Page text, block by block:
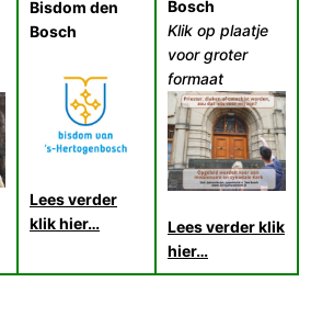
Bisdom den
Bosch
Lees verder
klik hier…
Bosch
Klik op plaatje
voor groter
formaat
Lees verder klik
hier…